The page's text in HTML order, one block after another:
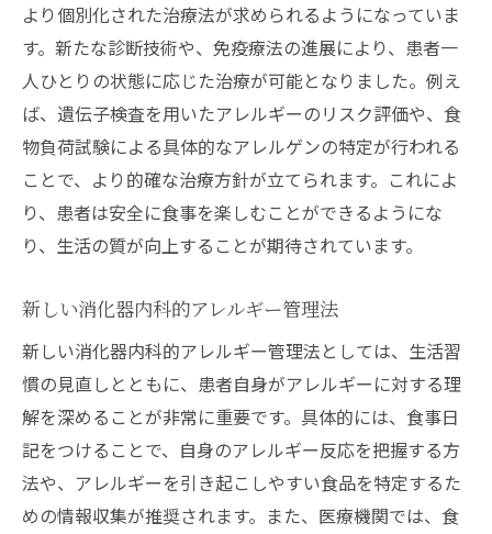
より個別化された治療法が求められるようになっていま
す。新たな診断技術や、免疫療法の進展により、患者一
人ひとりの状態に応じた治療が可能となりました。例え
ば、遺伝子検査を用いたアレルギーのリスク評価や、食
物負荷試験による具体的なアレルゲンの特定が行われる
ことで、より的確な治療方針が立てられます。これによ
り、患者は安全に食事を楽しむことができるようにな
り、生活の質が向上することが期待されています。
新しい消化器内科的アレルギー管理法
新しい消化器内科的アレルギー管理法としては、生活習
慣の見直しとともに、患者自身がアレルギーに対する理
解を深めることが非常に重要です。具体的には、食事日
記をつけることで、自身のアレルギー反応を把握する方
法や、アレルギーを引き起こしやすい食品を特定するた
めの情報収集が推奨されます。また、医療機関では、食